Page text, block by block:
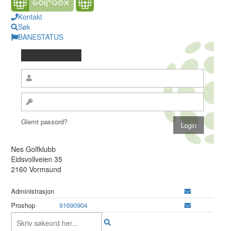
Kontakt
Søk
BANESTATUS
Glemt passord?
Nes Golfklubb
Eidsvollveien 35
2160 Vormsund
Administrasjon
Proshop
91690904